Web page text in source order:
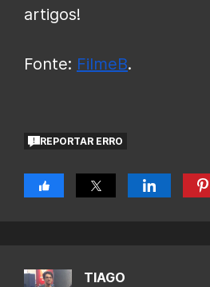
artigos!
Fonte: FilmeB.
REPORTAR ERRO
TIAGO